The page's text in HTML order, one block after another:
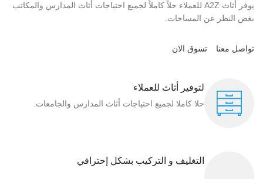
يوفر أثاث A2Z للعملاء حلاً كاملاً لجميع احتياجات أثاث المدارس والمكاتب
بغض النظر عن المساحات.
تواصل معنا تسوق الان
لتوفير أثاث للعملاء
حلا كاملا لجميع احتياجات أثاث المدارس والجامعات.
التغليف و التركيب بشكل إحترافي